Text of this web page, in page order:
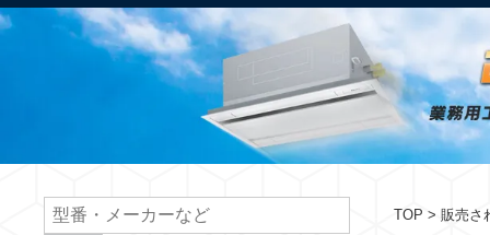
TOP > 販売さ